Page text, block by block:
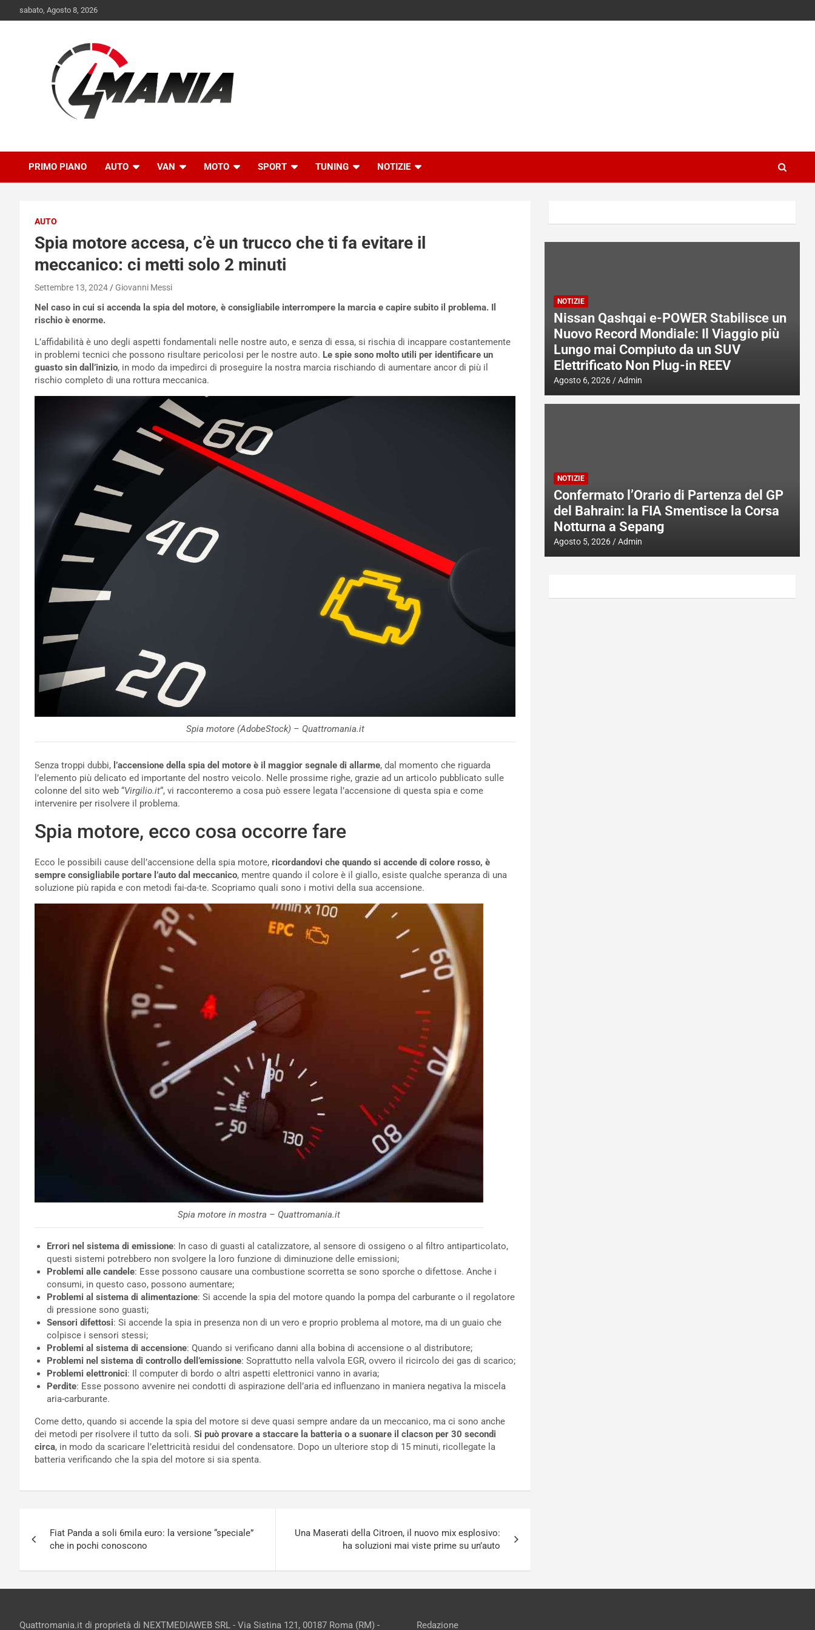
to
sabato, Agosto 8, 2026
QuattroMania
PRIMO PIANO AUTO VAN MOTO SPORT TUNING NOTIZIE
AUTO
Spia motore accesa, c’è un trucco che ti fa evitare il
meccanico: ci metti solo 2 minuti
Settembre 13, 2024 Giovanni Messi
Nel caso in cui si accenda la spia del motore, è consigliabile interrompere la marcia e capire subito il problema. Il
rischio è enorme.
L’affidabilità è uno degli aspetti fondamentali nelle nostre auto, e senza di essa, si rischia di incappare costantemente
in problemi tecnici che possono risultare pericolosi per le nostre auto. Le spie sono molto utili per identificare un
guasto sin dall’inizio, in modo da impedirci di proseguire la nostra marcia rischiando di aumentare ancor di più il
rischio completo di una rottura meccanica.
Spia motore (AdobeStock) – Quattromania.it
Senza troppi dubbi, l’accensione della spia del motore è il maggior segnale di allarme, dal momento che riguarda
l’elemento più delicato ed importante del nostro veicolo. Nelle prossime righe, grazie ad un articolo pubblicato sulle
colonne del sito web “Virgilio.it“, vi racconteremo a cosa può essere legata l’accensione di questa spia e come
intervenire per risolvere il problema.
Spia motore, ecco cosa occorre fare
Ecco le possibili cause dell’accensione della spia motore, ricordandovi che quando si accende di colore rosso, è
sempre consigliabile portare l’auto dal meccanico, mentre quando il colore è il giallo, esiste qualche speranza di una
soluzione più rapida e con metodi fai-da-te. Scopriamo quali sono i motivi della sua accensione.
Spia motore in mostra – Quattromania.it
Errori nel sistema di emissione: In caso di guasti al catalizzatore, al sensore di ossigeno o al filtro antiparticolato,
questi sistemi potrebbero non svolgere la loro funzione di diminuzione delle emissioni;
Problemi alle candele: Esse possono causare una combustione scorretta se sono sporche o difettose. Anche i
consumi, in questo caso, possono aumentare;
Problemi al sistema di alimentazione: Si accende la spia del motore quando la pompa del carburante o il regolatore
di pressione sono guasti;
Sensori difettosi: Si accende la spia in presenza non di un vero e proprio problema al motore, ma di un guaio che
colpisce i sensori stessi;
Problemi al sistema di accensione: Quando si verificano danni alla bobina di accensione o al distributore;
Problemi nel sistema di controllo dell’emissione: Soprattutto nella valvola EGR, ovvero il ricircolo dei gas di scarico;
Problemi elettronici: Il computer di bordo o altri aspetti elettronici vanno in avaria;
Perdite: Esse possono avvenire nei condotti di aspirazione dell’aria ed influenzano in maniera negativa la miscela
aria-carburante.
Come detto, quando si accende la spia del motore si deve quasi sempre andare da un meccanico, ma ci sono anche
dei metodi per risolvere il tutto da soli. Si può provare a staccare la batteria o a suonare il clacson per 30 secondi
circa, in modo da scaricare l’elettricità residui del condensatore. Dopo un ulteriore stop di 15 minuti, ricollegate la
batteria verificando che la spia del motore si sia spenta.
articoli
Fiat Panda a soli 6mila euro: la versione “speciale”
che in pochi conoscono
Una Maserati della Citroen, il nuovo mix esplosivo:
ha soluzioni mai viste prime su un’auto
NOTIZIE
Nissan Qashqai e-POWER Stabilisce un
Nuovo Record Mondiale: Il Viaggio più
Lungo mai Compiuto da un SUV
Elettrificato Non Plug-in REEV
Agosto 6, 2026 Admin
NOTIZIE
Confermato l’Orario di Partenza del GP
del Bahrain: la FIA Smentisce la Corsa
Notturna a Sepang
Agosto 5, 2026 Admin
Quattromania.it di proprietà di NEXTMEDIAWEB SRL - Via Sistina 121, 00187 Roma (RM) - Redazione